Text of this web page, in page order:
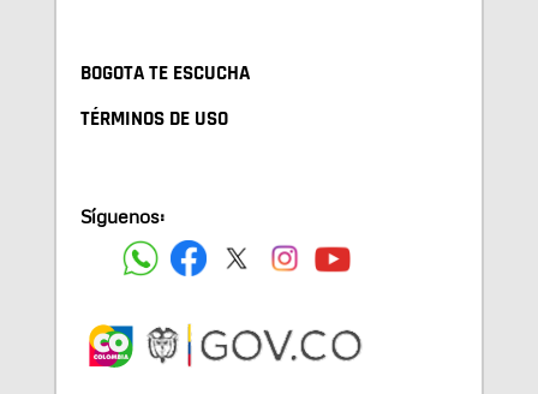
BOGOTA TE ESCUCHA
TÉRMINOS DE USO
Síguenos: